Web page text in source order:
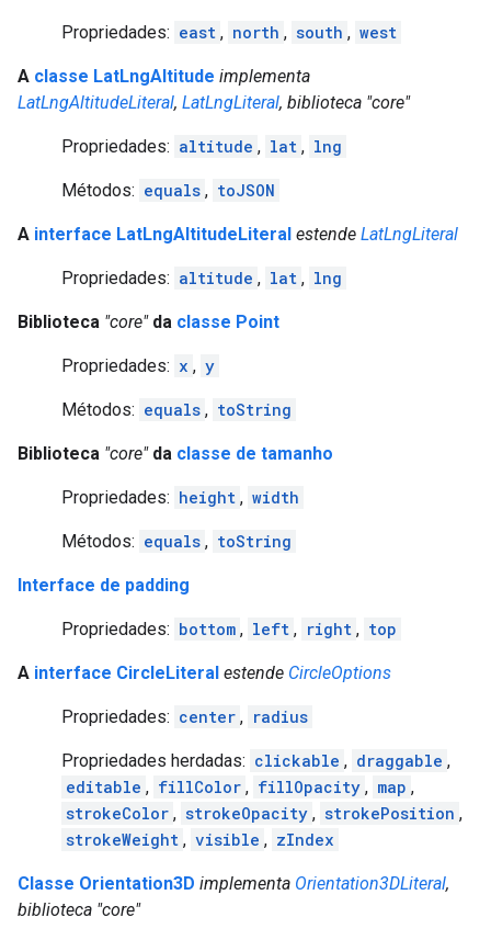
Propriedades: east , north , south , west
A classe LatLngAltitude implementa
LatLngAltitudeLiteral, LatLngLiteral, biblioteca "core"
Propriedades: altitude , lat , lng
Métodos: equals , toJSON
A interface LatLngAltitudeLiteral estende LatLngLiteral
Propriedades: altitude , lat , lng
Biblioteca "core"da classe Point
Propriedades: x , y
Métodos: equals , toString
Biblioteca "core"da classe de tamanho
Propriedades: height , width
Métodos: equals , toString
Interface de padding
Propriedades: bottom , left , right , top
A interface CircleLiteral estende CircleOptions
Propriedades: center , radius
Propriedades herdadas: clickable , draggable ,
editable , fillColor , fillOpacity , map ,
strokeColor , strokeOpacity , strokePosition ,
strokeWeight , visible , zIndex
Classe Orientation3D implementa Orientation3DLiteral,
biblioteca "core"